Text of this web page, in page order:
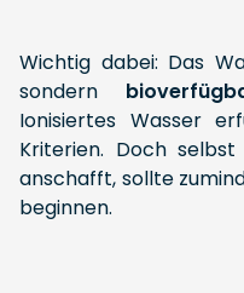
Wichtig dabei: Das
sondern
Ionisiertes Wasser
Kriterien. Doch
anschafft, sollte
beginnen.